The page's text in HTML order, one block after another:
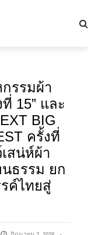
กรรมผ้า
15” และ
BIG
ครั้งที่
สน่ห์ผ้า
ธรรม ยก
ค์ไทยสู่